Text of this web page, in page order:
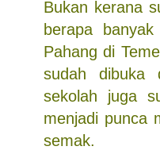
Bukan kerana
berapa
Pahang di
sudah dibuka
sekolah juga
menjadi punca
semak.